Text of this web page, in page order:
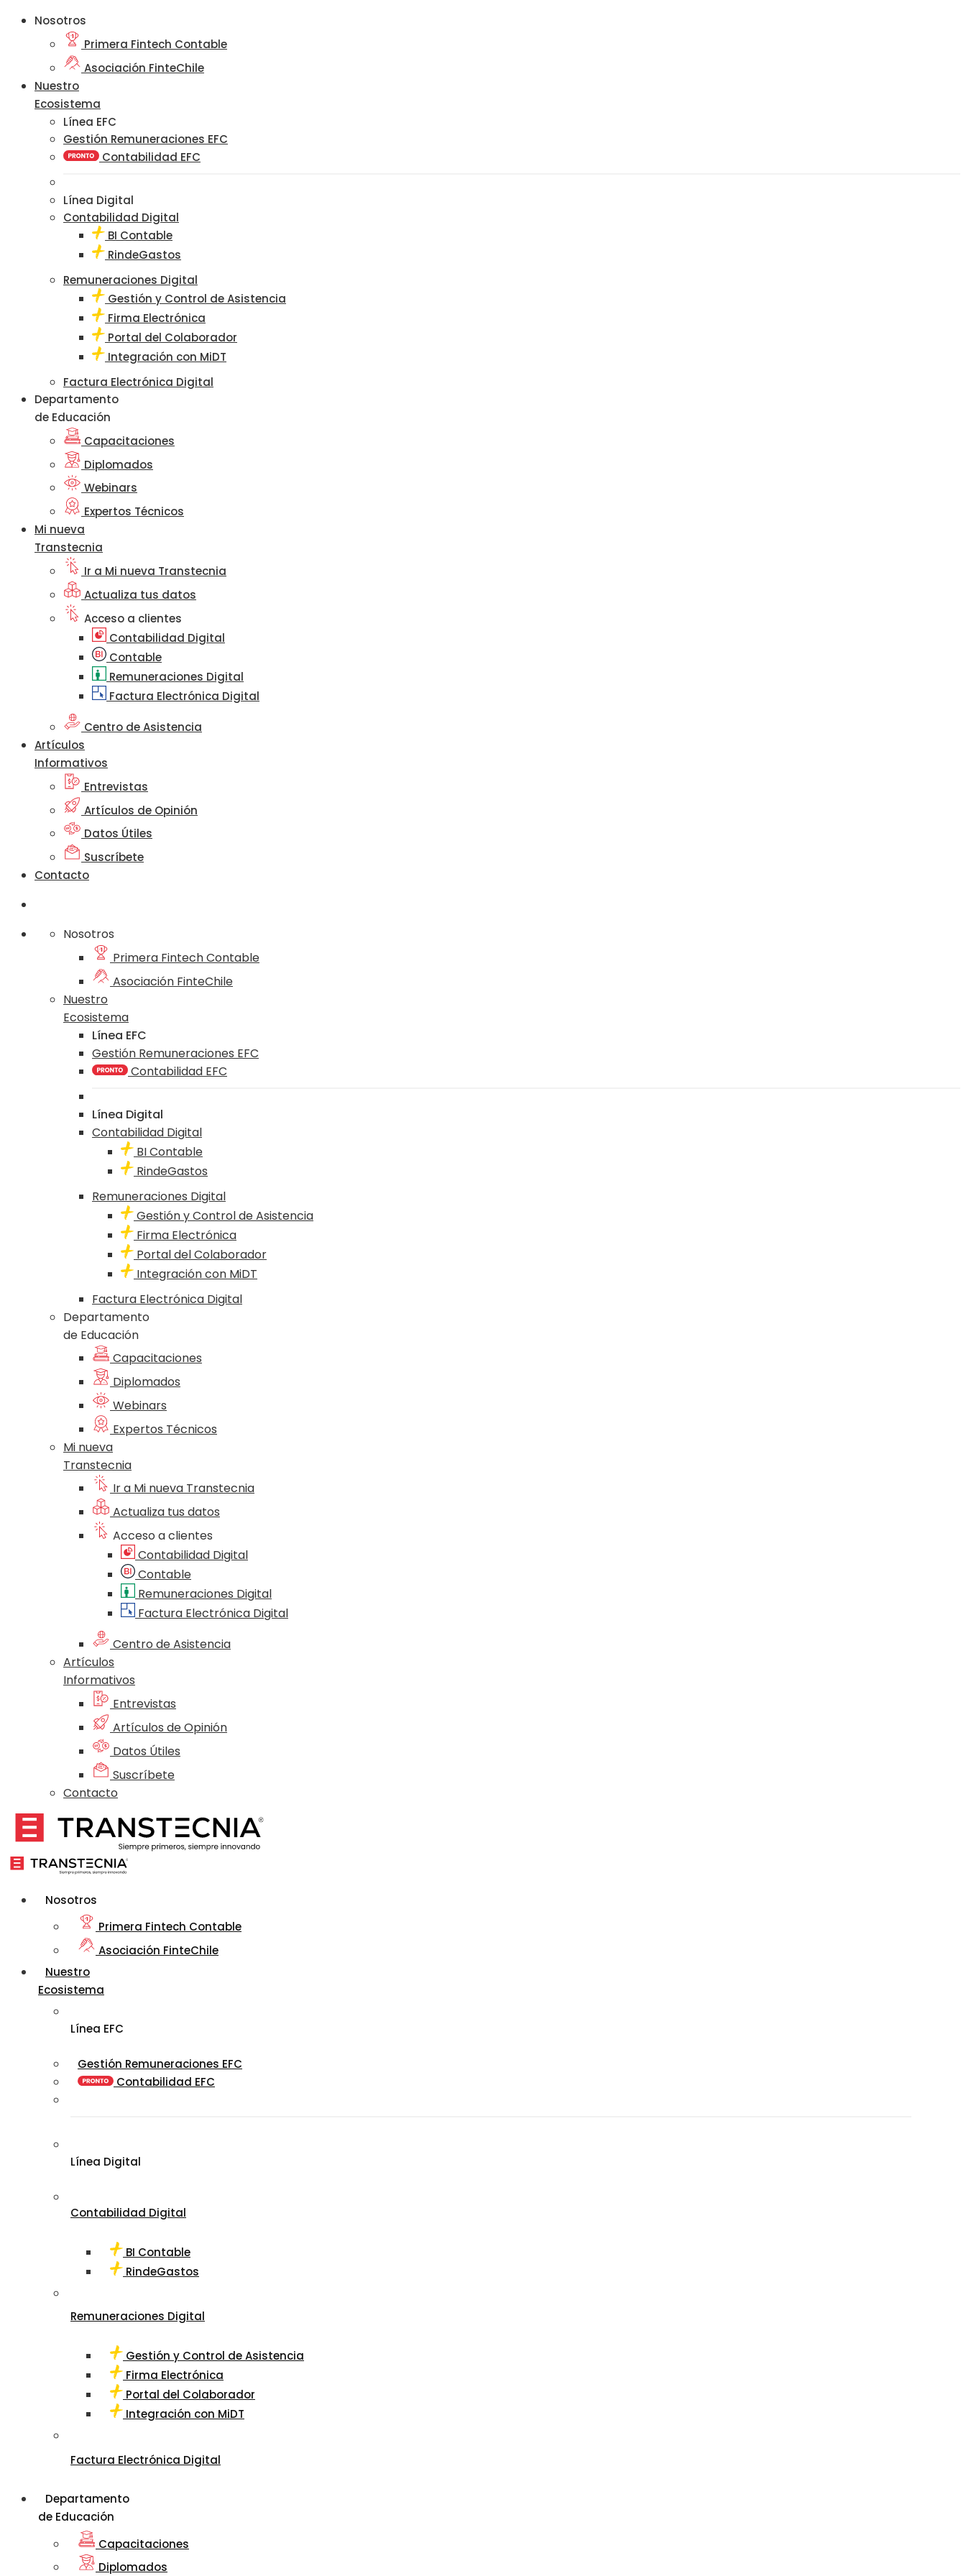
Nosotros
Primera Fintech Contable
Asociación FinteChile
Nuestro
Ecosistema
Línea EFC
Gestión Remuneraciones EFC
Contabilidad EFC
Línea Digital
Contabilidad Digital
BI Contable
RindeGastos
Remuneraciones Digital
Gestión y Control de Asistencia
Firma Electrónica
Portal del Colaborador
Integración con MiDT
Factura Electrónica Digital
Departamento
de Educación
Capacitaciones
Diplomados
Webinars
Expertos Técnicos
Mi nueva
Transtecnia
Ir a Mi nueva Transtecnia
Actualiza tus datos
Acceso a clientes
Contabilidad Digital
Contable
Remuneraciones Digital
Factura Electrónica Digital
Centro de Asistencia
Artículos
Informativos
Entrevistas
Artículos de Opinión
Datos Útiles
Suscríbete
Contacto
Nosotros
Primera Fintech Contable
Asociación FinteChile
Nuestro
Ecosistema
Línea EFC
Gestión Remuneraciones EFC
Contabilidad EFC
Línea Digital
Contabilidad Digital
BI Contable
RindeGastos
Remuneraciones Digital
Gestión y Control de Asistencia
Firma Electrónica
Portal del Colaborador
Integración con MiDT
Factura Electrónica Digital
Departamento
de Educación
Capacitaciones
Diplomados
Webinars
Expertos Técnicos
Mi nueva
Transtecnia
Ir a Mi nueva Transtecnia
Actualiza tus datos
Acceso a clientes
Contabilidad Digital
Contable
Remuneraciones Digital
Factura Electrónica Digital
Centro de Asistencia
Artículos
Informativos
Entrevistas
Artículos de Opinión
Datos Útiles
Suscríbete
Contacto
Nosotros
Primera Fintech Contable
Asociación FinteChile
Nuestro
Ecosistema
Línea EFC
Gestión Remuneraciones EFC
Contabilidad EFC
Línea Digital
Contabilidad Digital
BI Contable
RindeGastos
Remuneraciones Digital
Gestión y Control de Asistencia
Firma Electrónica
Portal del Colaborador
Integración con MiDT
Factura Electrónica Digital
Departamento
de Educación
Capacitaciones
Diplomados